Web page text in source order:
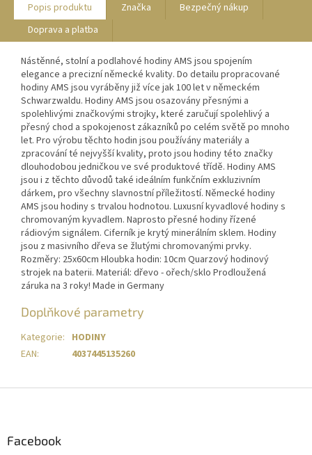
Popis produktu Značka
Bezpečný nákup
Doprava a platba
Nástěnné, stolní a podlahové hodiny AMS jsou spojením
elegance a precizní německé kvality. Do detailu propracované
hodiny AMS jsou vyráběny již více jak 100 let v německém
Schwarzwaldu. Hodiny AMS jsou osazovány přesnými a
spolehlivými značkovými strojky, které zaručují spolehlivý a
přesný chod a spokojenost zákazníků po celém světě po mnoho
let. Pro výrobu těchto hodin jsou používány materiály a
zpracování té nejvyšší kvality, proto jsou hodiny této značky
dlouhodobou jedničkou ve své produktové třídě. Hodiny AMS
jsou i z těchto důvodů také ideálním funkčním exkluzivním
dárkem, pro všechny slavnostní příležitostí. Německé hodiny
AMS jsou hodiny s trvalou hodnotou. Luxusní kyvadlové hodiny s
chromovaným kyvadlem. Naprosto přesné hodiny řízené
rádiovým signálem. Ciferník je krytý minerálním sklem. Hodiny
jsou z masivního dřeva se žlutými chromovanými prvky.
Rozměry: 25x60cm Hloubka hodin: 10cm Quarzový hodinový
strojek na baterii. Materiál: dřevo - ořech/sklo Prodloužená
záruka na 3 roky! Made in Germany
Doplňkové parametry
Kategorie: HODINY
EAN: 4037445135260
Facebook